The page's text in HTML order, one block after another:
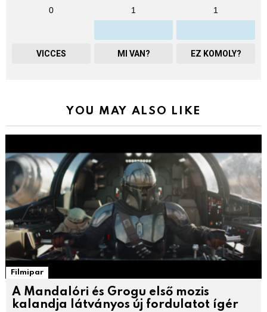
0
VICCES
1
MI VAN?
1
EZ KOMOLY?
YOU MAY ALSO LIKE
Filmipar
A Mandalóri és Grogu első mozis
kalandja látványos új fordulatot ígér